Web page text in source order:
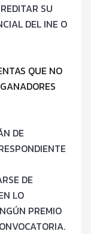
SU
DEL INE O
QUE NO
DE
DE
LO
N PREMIO